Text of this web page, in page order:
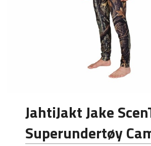
JahtiJakt Jake
Superundertøy